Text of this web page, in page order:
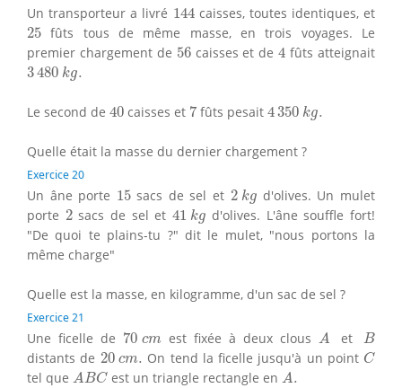
Un transporteur a livré 144
144caisses, toutes identiques, et
25
25 fûts tous de même masse, en trois voyages. Le
premier chargement de 56
56caisses et de4
4 fûts atteignait
3480 kg.
3 480 kg
Le second de 40
40 caisses et 7
7 fûts pesait 4350 kg.
4 350 kg
Quelle était la masse du dernier chargement ?
Exercice 20
Un âne porte 15
15sacs de sel et 2 kg
2 kg d'olives. Un mulet
porte 2
2sacs de sel et 41 kg
41 kg d'olives. L'âne souffle fort!
"De quoi te plains-tu ?" dit le mulet, "nous portons la
même charge"
Quelle est la masse, en kilogramme, d'un sac de sel ?
Exercice 21
Une ficelle de 70 cm
70 cmest fixée à deux clous A
A et B
B
distants de 20 cm.
20 cm On tend la ficelle jusqu'à un point C
C
tel que ABC
A BC est un triangle rectangle en A.
A